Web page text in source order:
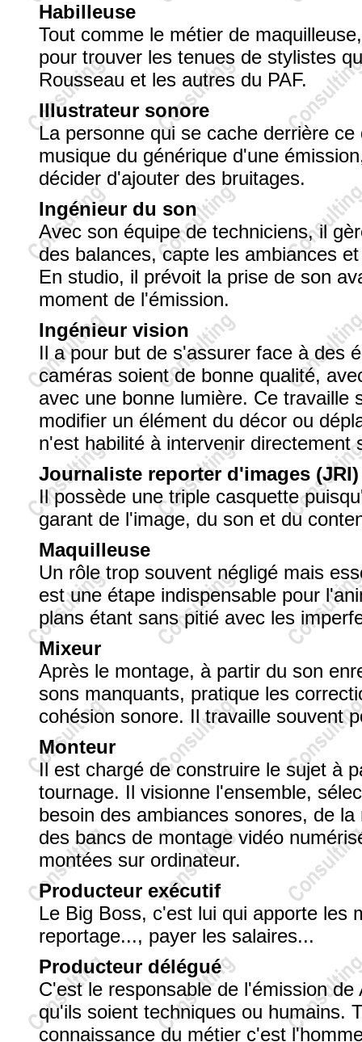
Habilleuse
Tout comme le métier de
pour trouver les tenues de stylistes
Rousseau et les autres du PAF.
Illustrateur sonore
La personne qui se cache derrière
musique du générique d'une
décider d'ajouter des bruitages.
Ingénieur du son
Avec son équipe de techniciens, il
des balances, capte les ambiances
En studio, il prévoit la prise de son
moment de l'émission.
Ingénieur vision
Il a pour but de s'assurer face à des
caméras soient de bonne qualité,
avec une bonne lumière. Ce
modifier un élément du décor ou
n'est habilité à intervenir directement
Journaliste reporter d'images (JRI)
Il possède une triple casquette
garant de l'image, du son et du
Maquilleuse
Un rôle trop souvent négligé mais
est une étape indispensable pour
plans étant sans pitié avec les
Mixeur
Après le montage, à partir du son
sons manquants, pratique les
cohésion sonore. Il travaille souvent
Monteur
Il est chargé de construire le sujet à
tournage. Il visionne l'ensemble,
besoin des ambiances sonores, de
des bancs de montage vidéo
montées sur ordinateur.
Producteur exécutif
Le Big Boss, c'est lui qui apporte les
reportage..., payer les salaires...
Producteur délégué
C'est le responsable de l'émission
qu'ils soient techniques ou humains.
connaissance du métier c'est